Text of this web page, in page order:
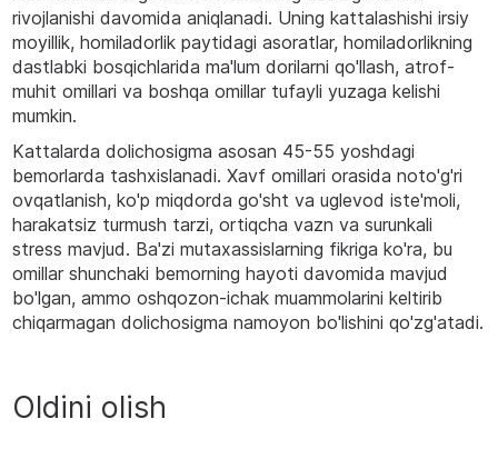
rivojlanishi davomida aniqlanadi. Uning kattalashishi irsiy
moyillik, homiladorlik paytidagi asoratlar, homiladorlikning
dastlabki bosqichlarida ma'lum dorilarni qo'llash, atrof-
muhit omillari va boshqa omillar tufayli yuzaga kelishi
mumkin.
Kattalarda dolichosigma asosan 45-55 yoshdagi
bemorlarda tashxislanadi. Xavf omillari orasida noto'g'ri
ovqatlanish, ko'p miqdorda go'sht va uglevod iste'moli,
harakatsiz turmush tarzi, ortiqcha vazn va surunkali
stress mavjud. Ba'zi mutaxassislarning fikriga ko'ra, bu
omillar shunchaki bemorning hayoti davomida mavjud
bo'lgan, ammo oshqozon-ichak muammolarini keltirib
chiqarmagan dolichosigma namoyon bo'lishini qo'zg'atadi.
Oldini olish